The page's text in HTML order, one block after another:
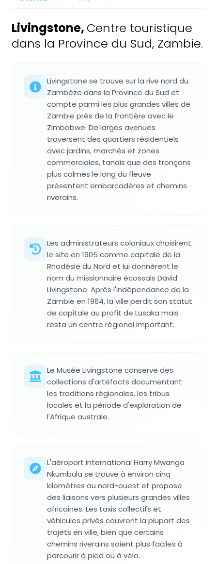
Livingstone, Centre touristique
dans la Province du Sud, Zambie.
Livingstone se trouve sur la rive nord du
Zambèze dans la Province du Sud et
compte parmi les plus grandes villes de
Zambie près de la frontière avec le
Zimbabwe. De larges avenues
traversent des quartiers résidentiels
avec jardins, marchés et zones
commerciales, tandis que des tronçons
plus calmes le long du fleuve
présentent embarcadères et chemins
riverains.
Les administrateurs coloniaux choisirent
le site en 1905 comme capitale de la
Rhodésie du Nord et lui donnèrent le
nom du missionnaire écossais David
Livingstone. Après l'indépendance de la
Zambie en 1964, la ville perdit son statut
de capitale au profit de Lusaka mais
resta un centre régional important.
Le Musée Livingstone conserve des
collections d'artéfacts documentant
les traditions régionales, les tribus
locales et la période d'exploration de
l'Afrique australe.
L'aéroport international Harry Mwanga
Nkumbula se trouve à environ cinq
kilomètres au nord-ouest et propose
des liaisons vers plusieurs grandes villes
africaines. Les taxis collectifs et
véhicules privés couvrent la plupart des
trajets en ville, bien que certains
chemins riverains soient plus faciles à
parcourir à pied ou à vélo.